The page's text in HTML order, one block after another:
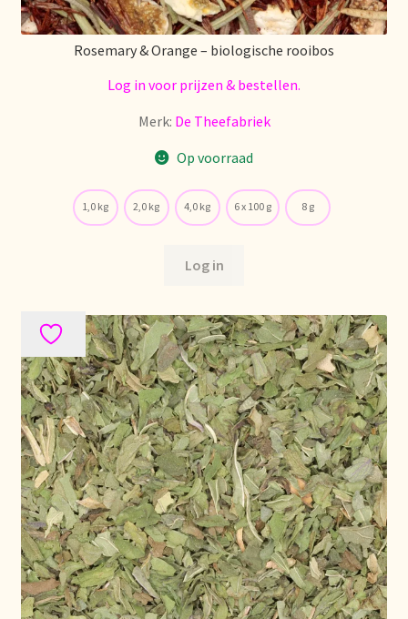
Pedidos y plazos de entrega
Personal Branding
Política de precios
Preispolitik
Pricing policy
Prijsbeleid
Privacy statement
Privacyverklaring
Product range
Rosemary & Orange – biologische rooibos
Log in voor prijzen & bestellen.
Merk: De Theefabriek
Op voorraad
1,0 kg 2,0 kg 4,0 kg 6 x 100 g 8 g
Log in